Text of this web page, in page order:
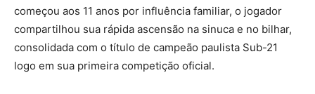
começou aos 11 anos por influência familiar, o jogador
compartilhou sua rápida ascensão na sinuca e no bilhar,
consolidada com o título de campeão paulista Sub-21
logo em sua primeira competição oficial.